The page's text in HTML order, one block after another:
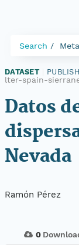
Search
DATASET
lter-spain-
Datos
Nevada
Ramón Pérez
0